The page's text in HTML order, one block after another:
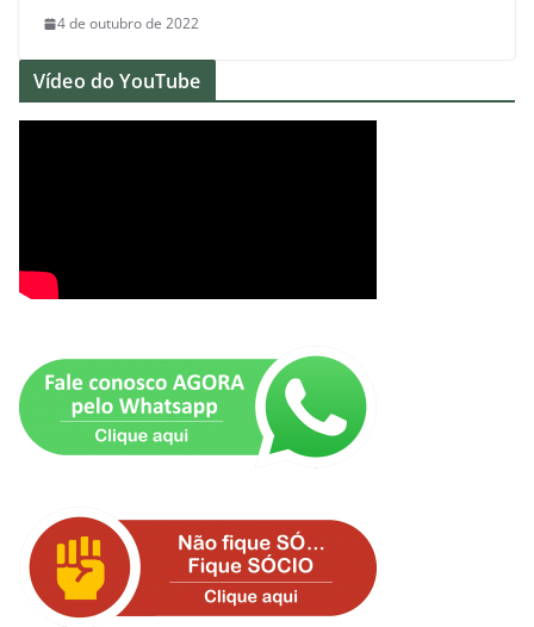
4 de outubro de 2022
Vídeo do YouTube